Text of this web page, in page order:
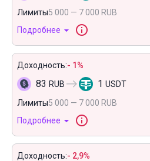
Лимиты5 000 — 7 000 RUB
Подробнее
Доходность:- 1%
83 RUB 1 USDT
Лимиты5 000 — 7 000 RUB
Подробнее
Доходность:- 2,9%